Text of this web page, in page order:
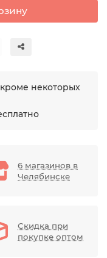
некоторых
6 магазинов в
Челябинске
Скидка при
покупке оптом